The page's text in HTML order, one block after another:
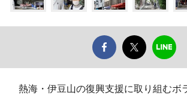
熱海・伊豆山の復興支援に取り組むボ